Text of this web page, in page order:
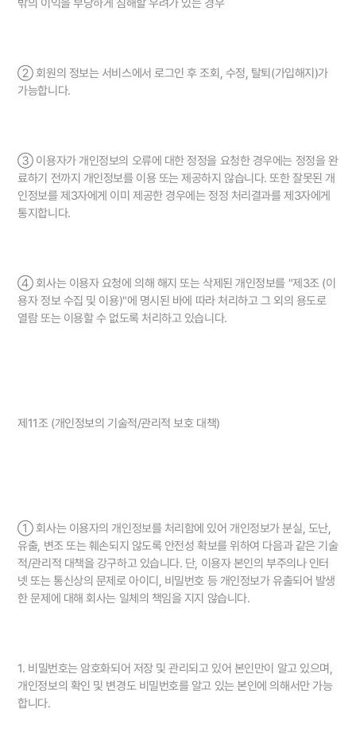
밖의 이익을 부당하게 침해할 우려가 있는 경우
② 회원의 정보는 서비스에서 로그인 후 조회, 수정, 탈퇴(가입해지)가
가능합니다.
③ 이용자가 개인정보의 오류에 대한 정정을 요청한 경우에는 정정을 완
료하기 전까지 개인정보를 이용 또는 제공하지 않습니다. 또한 잘못된 개
인정보를 제3자에게 이미 제공한 경우에는 정정 처리결과를 제3자에게
통지합니다.
④ 회사는 이용자 요청에 의해 해지 또는 삭제된 개인정보를 "제3조 (이
용자 정보 수집 및 이용)"에 명시된 바에 따라 처리하고 그 외의 용도로
열람 또는 이용할 수 없도록 처리하고 있습니다.
제11조 (개인정보의 기술적/관리적 보호 대책)
① 회사는 이용자의 개인정보를 처리함에 있어 개인정보가 분실, 도난,
유출, 변조 또는 훼손되지 않도록 안전성 확보를 위하여 다음과 같은 기술
적/관리적 대책을 강구하고 있습니다. 단, 이용자 본인의 부주의나 인터
넷 또는 통신상의 문제로 아이디, 비밀번호 등 개인정보가 유출되어 발생
한 문제에 대해 회사는 일체의 책임을 지지 않습니다.
1. 비밀번호는 암호화되어 저장 및 관리되고 있어 본인만이 알고 있으며,
개인정보의 확인 및 변경도 비밀번호를 알고 있는 본인에 의해서만 가능
합니다.